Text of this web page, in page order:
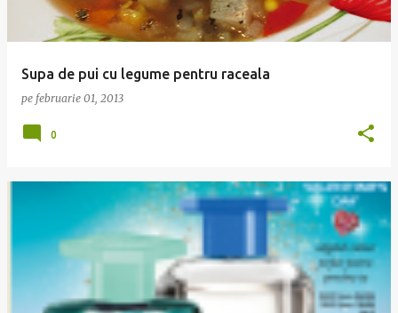
Supa de pui cu legume pentru raceala
pe februarie 01, 2013
0